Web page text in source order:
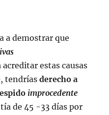
a demostrar que
estas causas
tendríasderecho a
improcedente
de 45 -33 días por